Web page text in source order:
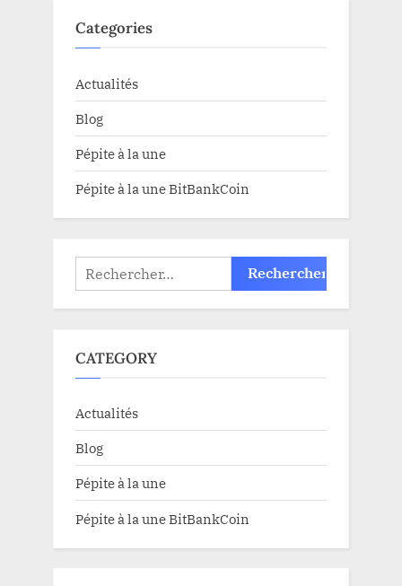
Categories
Actualités
Blog
Pépite à la une
Pépite à la une BitBankCoin
Rechercher :
CATEGORY
Actualités
Blog
Pépite à la une
Pépite à la une BitBankCoin